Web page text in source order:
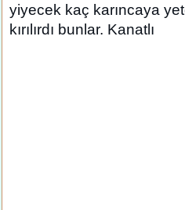
yiyecek kaç karıncaya
kırılırdı bunlar. Kanatlı